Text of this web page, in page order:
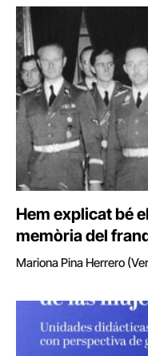
Hem explicat bé
memòria del
Mariona Pina Herrero